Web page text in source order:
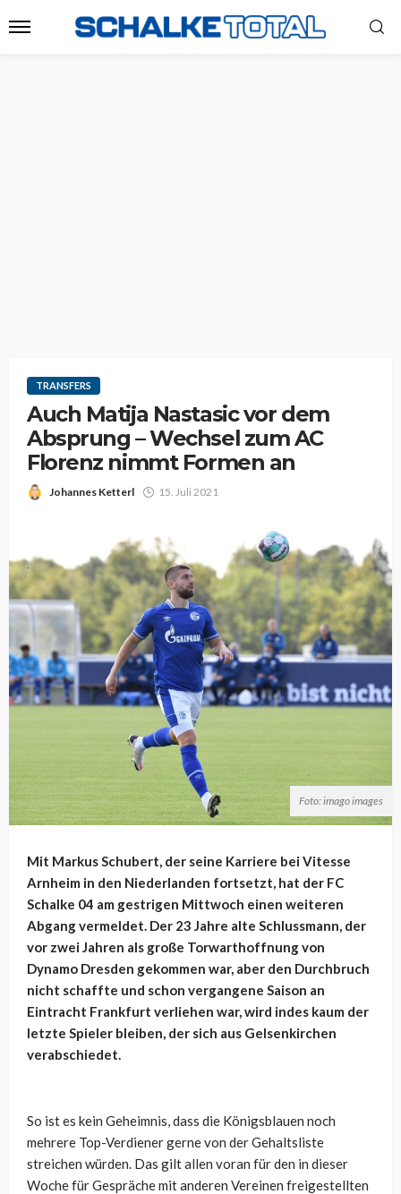
TRANSFERS
Auch Matija Nastasic vor dem
Absprung – Wechsel zum AC
Florenz nimmt Formen an
Johannes Ketterl 15. Juli 2021
Foto: imago images
Mit Markus Schubert, der seine Karriere bei Vitesse
Arnheim in den Niederlanden fortsetzt, hat der FC
Schalke 04 am gestrigen Mittwoch einen weiteren
Abgang vermeldet. Der 23 Jahre alte Schlussmann, der
vor zwei Jahren als große Torwarthoffnung von
Dynamo Dresden gekommen war, aber den Durchbruch
nicht schaffte und schon vergangene Saison an
Eintracht Frankfurt verliehen war, wird indes kaum der
letzte Spieler bleiben, der sich aus Gelsenkirchen
verabschiedet.
So ist es kein Geheimnis, dass die Königsblauen noch
mehrere Top-Verdiener gerne von der Gehaltsliste
streichen würden. Das gilt allen voran für den in dieser
Woche für Gespräche mit anderen Vereinen freigestellten